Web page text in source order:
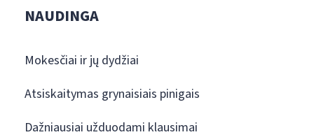
NAUDINGA
Mokesčiai ir jų dydžiai
Atsiskaitymas grynaisiais pinigais
Dažniausiai užduodami klausimai